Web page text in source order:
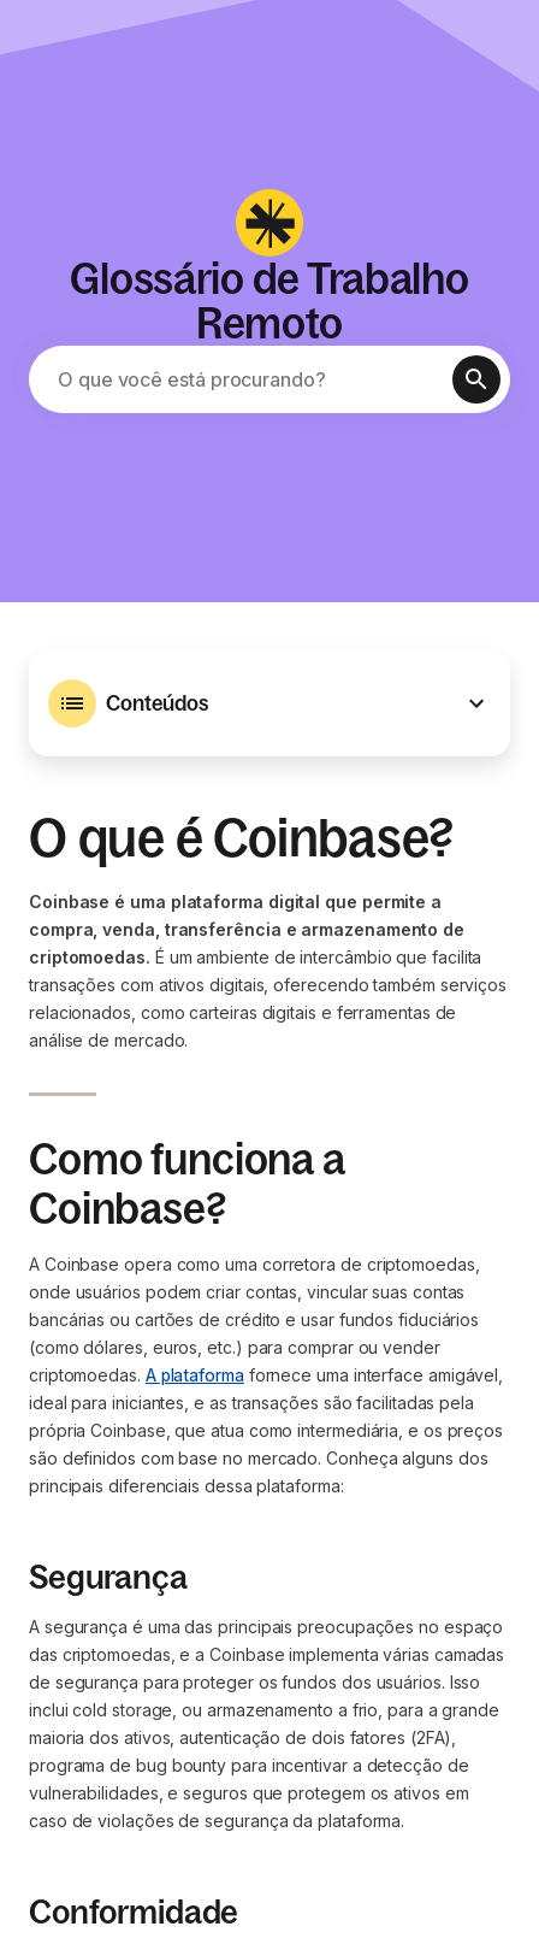
Glossário de Trabalho
Remoto
Conteúdos
O que é Coinbase?
Coinbase é uma plataforma digital que permite a
compra, venda, transferência e armazenamento de
criptomoedas. É um ambiente de intercâmbio que facilita
transações com ativos digitais, oferecendo também serviços
relacionados, como carteiras digitais e ferramentas de
análise de mercado.
Como funciona a
Coinbase?
A Coinbase opera como uma corretora de criptomoedas,
onde usuários podem criar contas, vincular suas contas
bancárias ou cartões de crédito e usar fundos fiduciários
(como dólares, euros, etc.) para comprar ou vender
criptomoedas. A plataformafornece uma interface amigável,
ideal para iniciantes, e as transações são facilitadas pela
própria Coinbase, que atua como intermediária, e os preços
são definidos com base no mercado. Conheça alguns dos
principais diferenciais dessa plataforma:
Segurança
A segurança é uma das principais preocupações no espaço
das criptomoedas, e a Coinbase implementa várias camadas
de segurança para proteger os fundos dos usuários. Isso
inclui cold storage, ou armazenamento a frio, para a grande
maioria dos ativos, autenticação de dois fatores (2FA),
programa de bug bounty para incentivar a detecção de
vulnerabilidades, e seguros que protegem os ativos em
caso de violações de segurança da plataforma.
Conformidade